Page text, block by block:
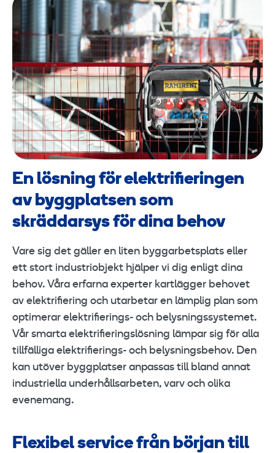
En lösning för elektrifieringen
av byggplatsen som
skräddarsys för dina behov
Vare sig det gäller en liten byggarbetsplats eller
ett stort industriobjekt hjälper vi dig enligt dina
behov. Våra erfarna experter kartlägger behovet
av elektrifiering och utarbetar en lämplig plan som
optimerar elektrifierings- och belysningssystemet.
Vår smarta elektrifieringslösning lämpar sig för alla
tillfälliga elektrifierings- och belysningsbehov. Den
kan utöver byggplatser anpassas till bland annat
industriella underhållsarbeten, varv och olika
evenemang.
Flexibel service från början till